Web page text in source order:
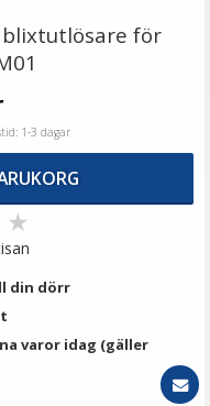
blixtutlösare för
1-3 dagar
★
din dörr
varor idag (gäller